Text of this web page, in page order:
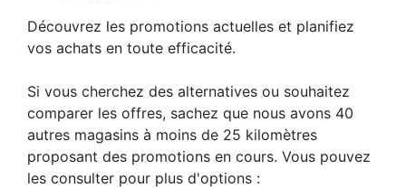
Découvrez les promotions actuelles et planifiez
vos achats en toute efficacité.
Si vous cherchez des alternatives ou souhaitez
comparer les offres, sachez que nous avons 40
autres magasins à moins de 25 kilomètres
proposant des promotions en cours. Vous pouvez
les consulter pour plus d'options :